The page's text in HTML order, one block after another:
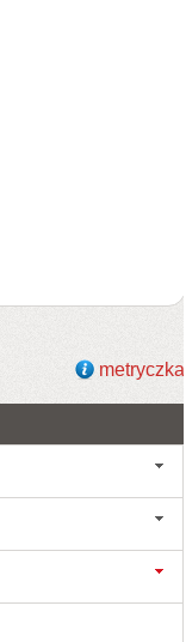
metryczka